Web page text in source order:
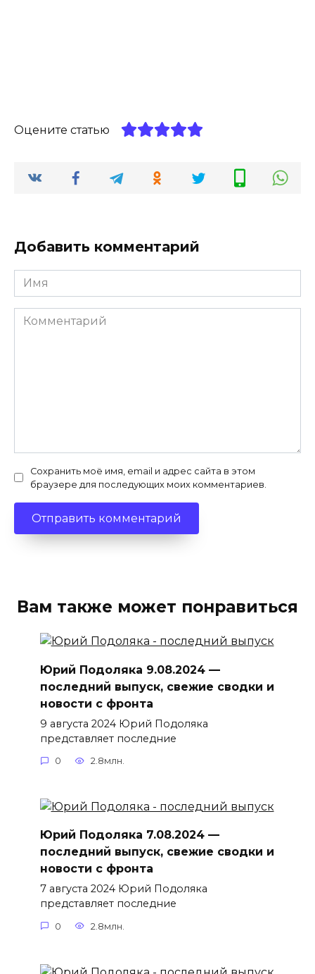
Оцените статью
Добавить комментарий
Имя
*
Комментарий
Сохранить моё имя, email и адрес сайта в этом
браузере для последующих моих комментариев.
Вам также может понравиться
Юрий Подоляка 9.08.2024 —
последний выпуск, свежие сводки и
новости с фронта
9 августа 2024 Юрий Подоляка
представляет последние
0 2.8млн.
Юрий Подоляка 7.08.2024 —
последний выпуск, свежие сводки и
новости с фронта
7 августа 2024 Юрий Подоляка
представляет последние
0 2.8млн.